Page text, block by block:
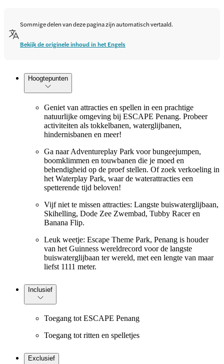
Sommige delen van deze pagina zijn automatisch vertaald.
Bekijk de originele inhoud in het Engels
Hoogtepunten
Geniet van attracties en spellen in een prachtige
natuurlijke omgeving bij ESCAPE Penang. Probeer
activiteiten als tokkelbanen, waterglijbanen,
hindernisbanen en meer!
Ga naar Adventureplay Park voor bungeejumpen,
boomklimmen en touwbanen die je moed en
behendigheid op de proef stellen. Of zoek verkoeling in
het Waterplay Park, waar de waterattracties een
spetterende tijd beloven!
Vijf niet te missen attracties: Langste buiswaterglijbaan,
Skihelling, Dode Zee Zwembad, Tubby Racer en
Banana Flip.
Leuk weetje: Escape Theme Park, Penang is houder
van het Guinness wereldrecord voor de langste
buiswaterglijbaan ter wereld, met een lengte van maar
liefst 1111 meter.
Inclusief
Toegang tot ESCAPE Penang
Toegang tot ritten en spelletjes
Exclusief